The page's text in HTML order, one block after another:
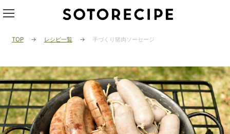
TOP レシピ一覧 手づくり猪肉ソーセージ